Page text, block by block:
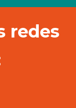
redes